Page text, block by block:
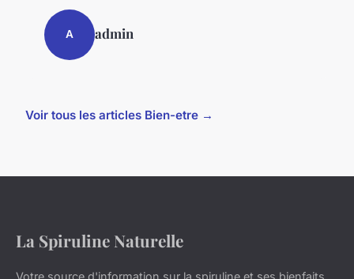
A admin
Voir tous les articles Bien-etre →
La Spiruline Naturelle
Votre source d'information sur la spiruline et ses bienfaits